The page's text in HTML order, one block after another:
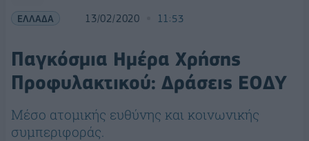
ΕΛΛΑΔΑ 13/02/2020 11:53
Παγκόσμια Ημέρα Χρήσης
Προφυλακτικού: Δράσεις ΕΟΔΥ
Μέσο ατομικής ευθύνης και κοινωνικής
συμπεριφοράς.